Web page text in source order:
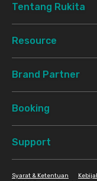
Tentang Rukita
Resource
Brand Partner
Booking
Support
Syarat & Ketentuan